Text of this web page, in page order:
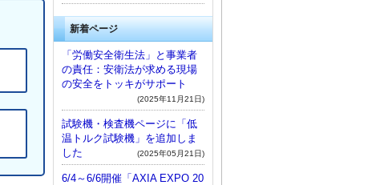
新着ページ
「労働安全衛生法」と事業者
の責任：安衛法が求める現場
の安全をトッキがサポート
(2025年11月21日)
試験機・検査機ページに「低
温トルク試験機」を追加しま
した
(2025年05月21日)
6/4～6/6開催「AXIA EXPO 20